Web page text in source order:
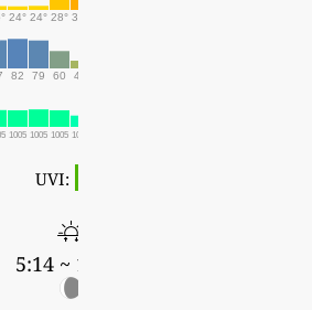
24° 24° 28° 32°
82 79 60 43
1005 1005 1005 1003
UVI:
5:14 ~ 18:53